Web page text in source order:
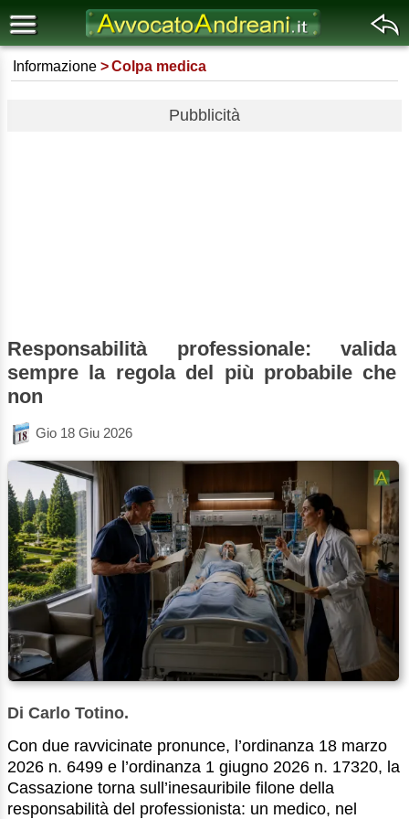
Informazione Colpa medica
Pubblicità
Responsabilità professionale: valida
sempre la regola del più probabile che
non
Gio 18 Giu 2026
Di Carlo Totino.
Con due ravvicinate pronunce, l’ordinanza 18 marzo
2026 n. 6499 e l’ordinanza 1 giugno 2026 n. 17320, la
Cassazione torna sull’inesauribile filone della
responsabilità del professionista: un medico, nel